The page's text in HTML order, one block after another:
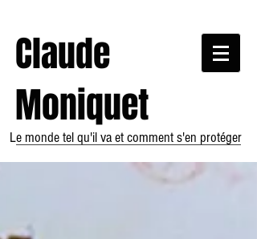
Claude
Moniquet
Le monde tel qu'il va et comment s'en protéger